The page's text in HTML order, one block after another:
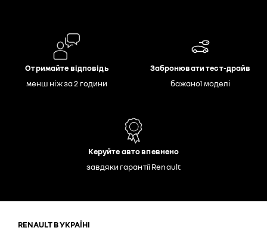
Отримайте відповідь
менш ніж за 2 години
Забронювати тест-драйв
бажаної моделі
Керуйте авто впевнено
завдяки гарантії Renault
RENAULT В УКРАЇНІ